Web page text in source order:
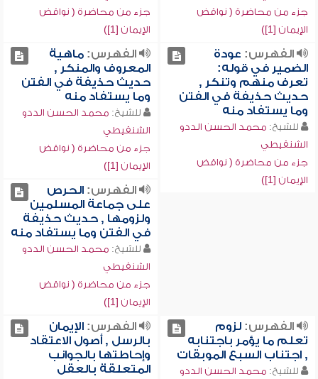
جزء من محاضرة ( نواقض
الإيمان [1])
جزء من محاضرة ( نواقض
الإيمان [1])
الفهرس: عودة
الضمير في قوله:
تعرف منهم وتنكر ,
حديث حذيفة في الفتن
وما يستفاد منه
للشيخ: محمد الحسن الددو
الشنقيطي
جزء من محاضرة ( نواقض
الإيمان [1])
الفهرس:ماهية
المعروف والمنكر ,
حديث حذيفة في الفتن
وما يستفاد منه
للشيخ: محمد الحسن الددو
الشنقيطي
جزء من محاضرة ( نواقض
الإيمان [1])
الفهرس:الحرص
على جماعة المسلمين
ولزومها , حديث حذيفة
في الفتن وما يستفاد منه
للشيخ: محمد الحسن الددو
الشنقيطي
جزء من محاضرة ( نواقض
الإيمان [1])
الفهرس:لزوم
تعلم ما يؤمر باجتنابه
, اجتناب السبع الموبقات
للشيخ: محمد الحسن الددو
الفهرس:الإيمان
بالرسل , أصول الاعتقاد
وإحاطتها بالجوانب
المتعلقة بالعقل